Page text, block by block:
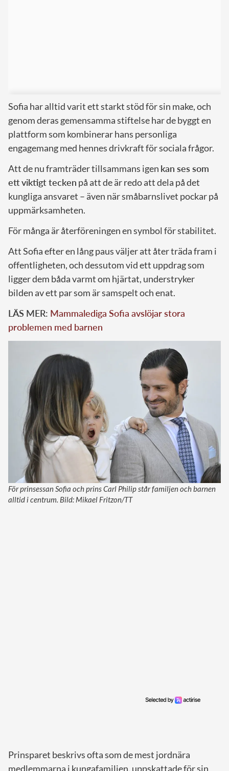
Sofia har alltid varit ett starkt stöd för sin make, och
genom deras gemensamma stiftelse har de byggt en
plattform som kombinerar hans personliga
engagemang med hennes drivkraft för sociala frågor.
Att de nu framträder tillsammans igen kan ses som
ett viktigt tecken på att de är redo att dela på det
kungliga ansvaret – även när småbarnslivet pockar på
uppmärksamheten.
För många är återföreningen en symbol för stabilitet.
Att Sofia efter en lång paus väljer att åter träda fram i
offentligheten, och dessutom vid ett uppdrag som
ligger dem båda varmt om hjärtat, understryker
bilden av ett par som är samspelt och enat.
LÄS MER: Mammalediga Sofia avslöjar stora
problemen med barnen
För prinsessan Sofia och prins Carl Philip står familjen och barnen
alltid i centrum. Bild: Mikael Fritzon/TT
Prinsparet beskrivs ofta som de mest jordnära
medlemmarna i kungafamiljen, uppskattade för sin